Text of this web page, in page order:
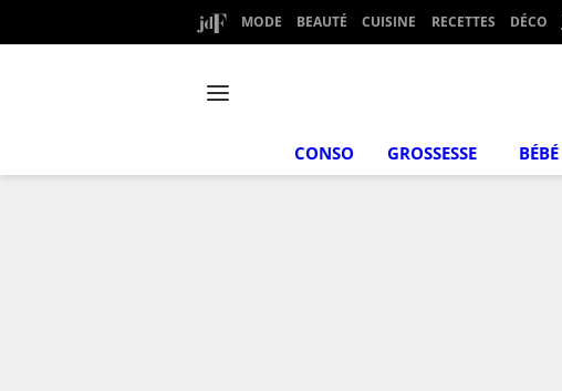
MODE BEAUTÉ CUISINE RECETTES DÉCO
CONSO GROSSESSE BÉBÉ